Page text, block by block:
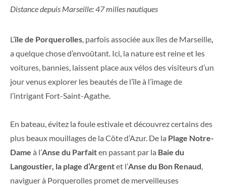
Distance depuis Marseille: 47 milles nautiques
L’île de Porquerolles, parfois associée aux îles de Marseille,
a quelque chose d’envoûtant. Ici, la nature est reine et les
voitures, bannies, laissent place aux vélos des visiteurs d’un
jour venus explorer les beautés de l’île à l’image de
l’intrigant Fort-Saint-Agathe.
En bateau, évitez la foule estivale et découvrez certains des
plus beaux mouillages de la Côte d’Azur. De la Plage Notre-
Dame à l’Anse du Parfaiten passant par la Baie du
Langoustier, la plage d’Argentet l’Anse du Bon Renaud,
naviguer à Porquerolles promet de merveilleuses